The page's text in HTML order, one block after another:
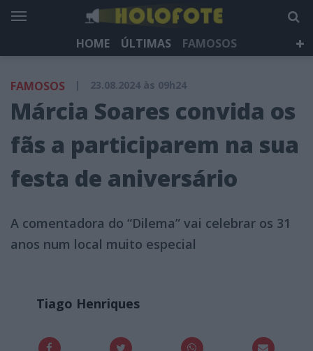
HOME ÚLTIMAS
FAMOSOS
HOLOFOTE TV
NEWSLETTER
FAMOSOS | 23.08.2024 às 09h24
Márcia Soares convida os
fãs a participarem na sua
festa de aniversário
A comentadora do “Dilema” vai celebrar os 31
anos num local muito especial
Tiago Henriques